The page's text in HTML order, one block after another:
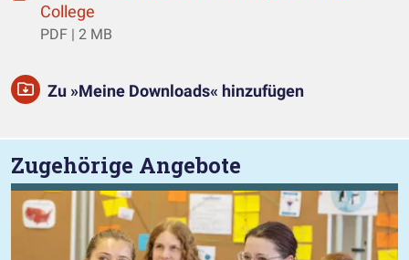
College
PDF | 2 MB
Zu »Meine Downloads« hinzufügen
Zugehörige Angebote